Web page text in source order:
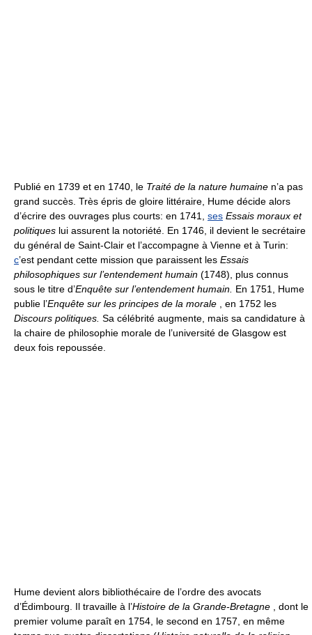
Publié en 1739 et en 1740, le Traité de la nature humaine n’a pas
grand succès. Très épris de gloire littéraire, Hume décide alors
d’écrire des ouvrages plus courts: en 1741, ses Essais moraux et
politiques lui assurent la notoriété. En 1746, il devient le secrétaire
du général de Saint-Clair et l’accompagne à Vienne et à Turin:
c’est pendant cette mission que paraissent les Essais
philosophiques sur l’entendement humain (1748), plus connus
sous le titre d’Enquête sur l’entendement humain. En 1751, Hume
publie l’Enquête sur les principes de la morale , en 1752 les
Discours politiques. Sa célébrité augmente, mais sa candidature à
la chaire de philosophie morale de l’université de Glasgow est
deux fois repoussée.
Hume devient alors bibliothécaire de l’ordre des avocats
d’Édimbourg. Il travaille à l’Histoire de la Grande-Bretagne , dont le
premier volume paraît en 1754, le second en 1757, en même